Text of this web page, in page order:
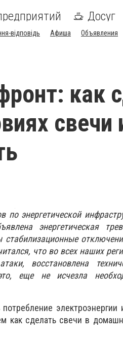
Досуг
відповідь Афиша Объявления
как
свечи
по энергетической
энергетическая
что во всех наших
восстановлена
еще не исчезла
электроэнергии
как сделать свечи в